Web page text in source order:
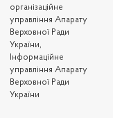
організаційне
управління Апарату
Верховної Ради
України,
Інформаційне
управління Апарату
Верховної Ради
України